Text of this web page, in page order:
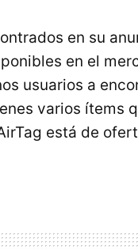
en su
en el
usuarios a
varios ítems
está de